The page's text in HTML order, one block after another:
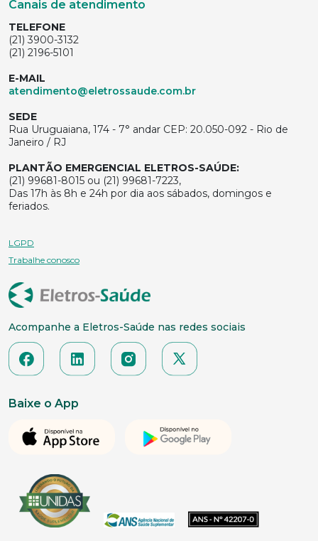
Canais de atendimento
TELEFONE
(21) 3900-3132
(21) 2196-5101
E-MAIL
atendimento@eletrossaude.com.br
SEDE
Rua Uruguaiana, 174 - 7° andar CEP: 20.050-092 - Rio de
Janeiro / RJ
PLANTÃO EMERGENCIAL ELETROS-SAÚDE:
(21) 99681-8015 ou (21) 99681-7223,
Das 17h às 8h e 24h por dia aos sábados, domingos e
feriados.
LGPD
Trabalhe conosco
Acompanhe a Eletros-Saúde nas redes sociais
Baixe o App